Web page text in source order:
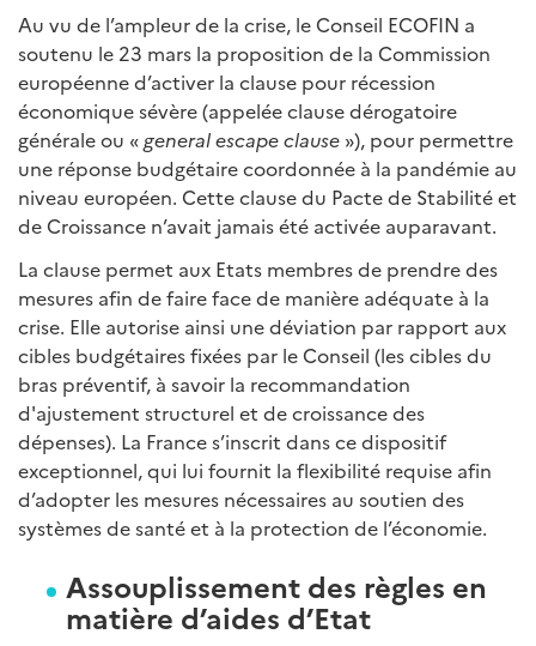
Au vu de l’ampleur de la crise, le Conseil ECOFIN a
soutenu le 23 mars la proposition de la Commission
européenne d’activer la clause pour récession
économique sévère (appelée clause dérogatoire
générale ou «general escape clause »), pour permettre
une réponse budgétaire coordonnée à la pandémie au
niveau européen. Cette clause du Pacte de Stabilité et
de Croissance n’avait jamais été activée auparavant.
La clause permet aux Etats membres de prendre des
mesures afin de faire face de manière adéquate à la
crise. Elle autorise ainsi une déviation par rapport aux
cibles budgétaires fixées par le Conseil (les cibles du
bras préventif, à savoir la recommandation
d'ajustement structurel et de croissance des
dépenses). La France s’inscrit dans ce dispositif
exceptionnel, qui lui fournit la flexibilité requise afin
d’adopter les mesures nécessaires au soutien des
systèmes de santé et à la protection de l’économie.
Assouplissement des règles en
matière d’aides d’Etat